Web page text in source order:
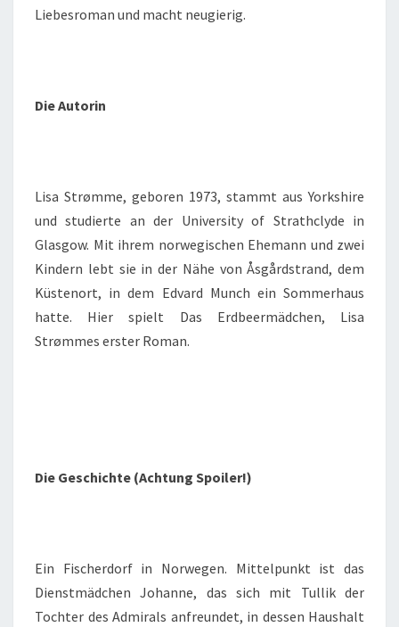
Liebesroman und macht neugierig.
Die Autorin
Lisa Strømme, geboren 1973, stammt aus Yorkshire
und studierte an der University of Strathclyde in
Glasgow. Mit ihrem norwegischen Ehemann und zwei
Kindern lebt sie in der Nähe von Åsgårdstrand, dem
Küstenort, in dem Edvard Munch ein Sommerhaus
hatte. Hier spielt Das Erdbeermädchen, Lisa
Strømmes erster Roman.
Die Geschichte (Achtung Spoiler!)
Ein Fischerdorf in Norwegen. Mittelpunkt ist das
Dienstmädchen Johanne, das sich mit Tullik der
Tochter des Admirals anfreundet, in dessen Haushalt